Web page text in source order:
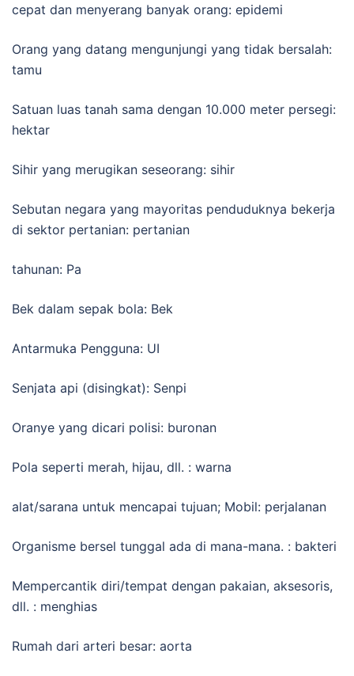
cepat dan menyerang banyak orang: epidemi
Orang yang datang mengunjungi yang tidak bersalah:
tamu
Satuan luas tanah sama dengan 10.000 meter persegi:
hektar
Sihir yang merugikan seseorang: sihir
Sebutan negara yang mayoritas penduduknya bekerja
di sektor pertanian: pertanian
tahunan: Pa
Bek dalam sepak bola: Bek
Antarmuka Pengguna: UI
Senjata api (disingkat): Senpi
Oranye yang dicari polisi: buronan
Pola seperti merah, hijau, dll. : warna
alat/sarana untuk mencapai tujuan; Mobil: perjalanan
Organisme bersel tunggal ada di mana-mana. : bakteri
Mempercantik diri/tempat dengan pakaian, aksesoris,
dll. : menghias
Rumah dari arteri besar: aorta